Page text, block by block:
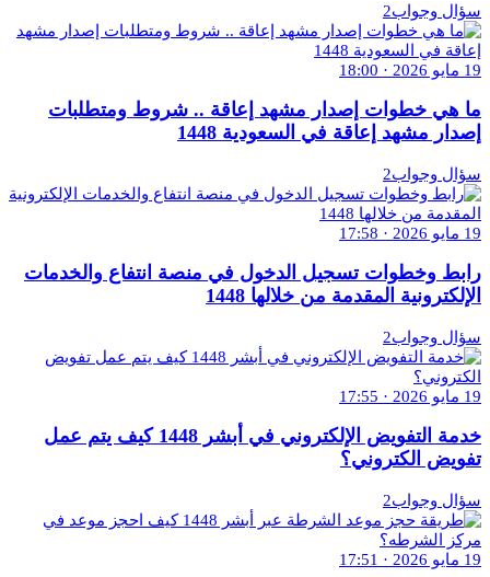
سؤال وجواب2
19 مايو 2026 · 18:00
ما هي خطوات إصدار مشهد إعاقة .. شروط ومتطلبات
إصدار مشهد إعاقة في السعودية 1448
سؤال وجواب2
19 مايو 2026 · 17:58
رابط وخطوات تسجيل الدخول في منصة انتفاع والخدمات
الإلكترونية المقدمة من خلالها 1448
سؤال وجواب2
19 مايو 2026 · 17:55
خدمة التفويض الإلكتروني في أبشر 1448 كيف يتم عمل
تفويض الكتروني؟
سؤال وجواب2
19 مايو 2026 · 17:51